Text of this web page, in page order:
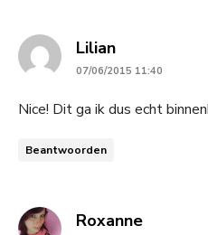
Liliansays:
07/06/2015 11:40
Nice! Dit ga ik dus echt
Beantwoorden
Roxannesays: